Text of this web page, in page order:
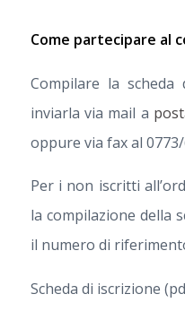
Come partecipare al
Compilare la
inviarla via mail a
oppure via fax al
Per i non iscritti
la compilazione della
il numero di
Scheda di iscrizione